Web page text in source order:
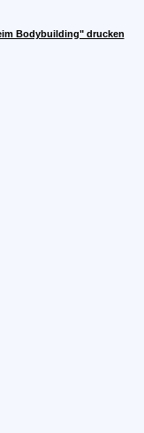
Bodybuilding" drucken